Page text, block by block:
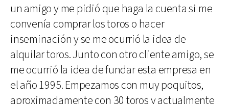
un amigo y me pidió que haga la cuenta si me
convenía comprar los toros o hacer
inseminación y se me ocurrió la idea de
alquilar toros. Junto con otro cliente amigo, se
me ocurrió la idea de fundar esta empresa en
el año 1995. Empezamos con muy poquitos,
aproximadamente con 30 toros y actualmente